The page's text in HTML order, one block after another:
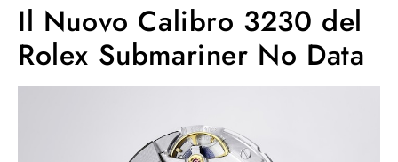
Il Nuovo Calibro 3230 del
Rolex Submariner No Data